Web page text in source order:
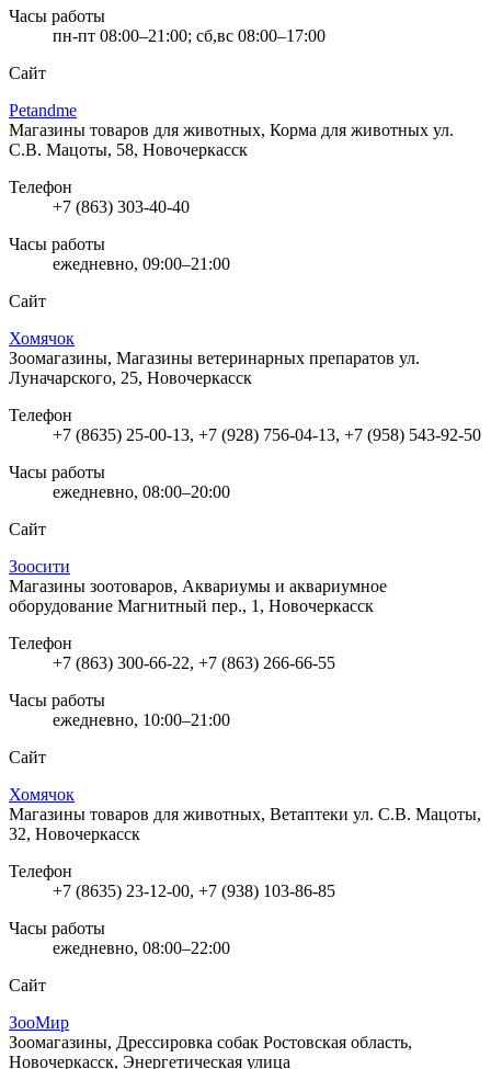
Часы работы
пн-пт 08:00–21:00; сб,вс 08:00–17:00
Сайт
Petandme
Магазины товаров для животных, Корма для животных ул.
С.В. Мацоты, 58, Новочеркасск
Телефон
+7 (863) 303-40-40
Часы работы
ежедневно, 09:00–21:00
Сайт
Хомячок
Зоомагазины, Магазины ветеринарных препаратов ул.
Луначарского, 25, Новочеркасск
Телефон
+7 (8635) 25-00-13, +7 (928) 756-04-13, +7 (958) 543-92-50
Часы работы
ежедневно, 08:00–20:00
Сайт
Зоосити
Магазины зоотоваров, Аквариумы и аквариумное
оборудование Магнитный пер., 1, Новочеркасск
Телефон
+7 (863) 300-66-22, +7 (863) 266-66-55
Часы работы
ежедневно, 10:00–21:00
Сайт
Хомячок
Магазины товаров для животных, Ветаптеки ул. С.В. Мацоты,
32, Новочеркасск
Телефон
+7 (8635) 23-12-00, +7 (938) 103-86-85
Часы работы
ежедневно, 08:00–22:00
Сайт
ЗооМир
Зоомагазины, Дрессировка собак Ростовская область,
Новочеркасск, Энергетическая улица